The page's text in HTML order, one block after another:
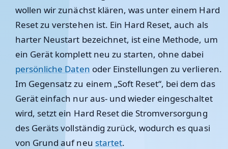
wollen wir zunächst klären, was unter einem Hard
Reset zu verstehen ist. Ein Hard Reset, auch als
harter Neustart bezeichnet, ist eine Methode, um
ein Gerät komplett neu zu starten, ohne dabei
persönliche Daten oder Einstellungen zu verlieren.
Im Gegensatz zu einem „Soft Reset“, bei dem das
Gerät einfach nur aus- und wieder eingeschaltet
wird, setzt ein Hard Reset die Stromversorgung
des Geräts vollständig zurück, wodurch es quasi
von Grund auf neu startet.